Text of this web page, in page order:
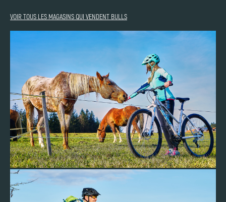
VOIR TOUS LES MAGASINS QUI VENDENT BULLS